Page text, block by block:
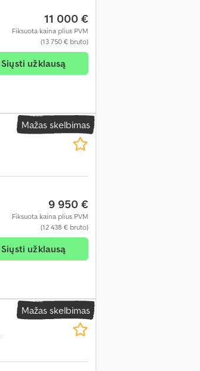
11 000 €
Fiksuota kaina plius PVM
(13 750 € bruto)
Siųsti užklausą
Mažas skelbimas
9 950 €
Fiksuota kaina plius PVM
(12 438 € bruto)
Siųsti užklausą
Mažas skelbimas